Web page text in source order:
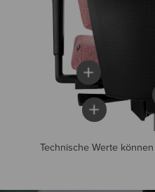
Technische Werte